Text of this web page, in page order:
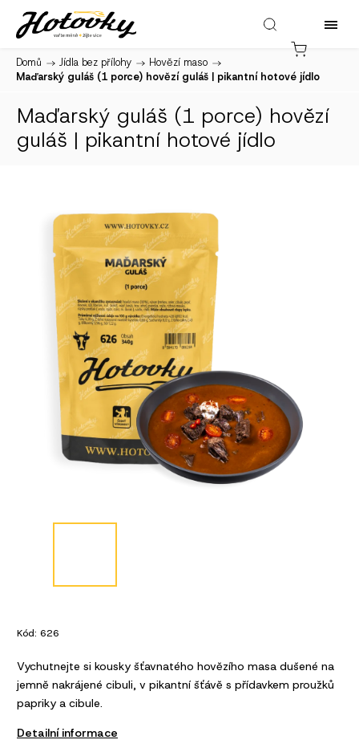
Domů / Jídla bez přílohy / Hovězí maso /
Maďarský guláš (1 porce) hovězí guláš | pikantní hotové jídlo
Maďarský guláš (1 porce) hovězí
guláš | pikantní hotové jídlo
Kód: 626
Vychutnejte si kousky šťavnatého hovězího masa dušené na
jemně nakrájené cibuli, v pikantní šťávě s přídavkem proužků
papriky a cibule.
Detailní informace